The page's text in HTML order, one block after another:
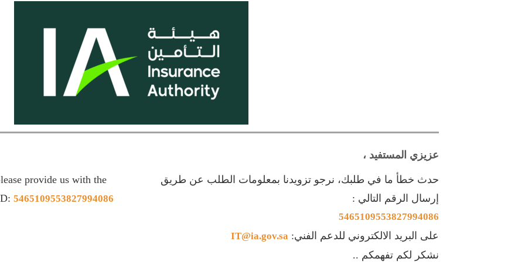
عزيزي المستفيد ،
حدث خطأ ما في طلبك، نرجو تزويدنا بمعلومات الطلب عن طريق
إرسال الرقم التالي :
5465109553827994086
على البريد الالكتروني للدعم الفني: IT@ia.gov.sa
نشكر لكم تفهمكم ..
provide us with the
5465109553827994086